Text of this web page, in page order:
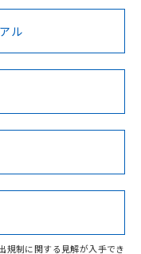
に、以下を必ずお読
Cd Cr(VI)
BV型式承認
（フランス
KR型式
（韓国
No No
証/適合状況ページへ
からご検索ください
ル
規制に関する見解が入手でき